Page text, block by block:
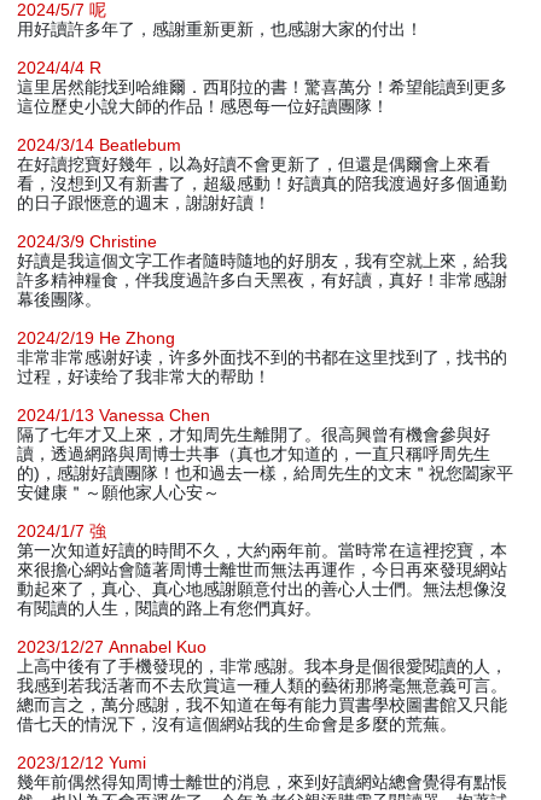
2024/5/7 呢
用好讀許多年了，感謝重新更新，也感謝大家的付出！
2024/4/4 R
這里居然能找到哈維爾．西耶拉的書！驚喜萬分！希望能讀到更多
這位歷史小說大師的作品！感恩每一位好讀團隊！
2024/3/14 Beatlebum
在好讀挖寶好幾年，以為好讀不會更新了，但還是偶爾會上來看
看，沒想到又有新書了，超級感動！好讀真的陪我渡過好多個通勤
的日子跟愜意的週末，謝謝好讀！
2024/3/9 Christine
好讀是我這個文字工作者隨時隨地的好朋友，我有空就上來，給我
許多精神糧食，伴我度過許多白天黑夜，有好讀，真好！非常感謝
幕後團隊。
2024/2/19 He Zhong
非常非常感谢好读，许多外面找不到的书都在这里找到了，找书的
过程，好读给了我非常大的帮助！
2024/1/13 Vanessa Chen
隔了七年才又上來，才知周先生離開了。很高興曾有機會參與好
讀，透過網路與周博士共事（真也才知道的，一直只稱呼周先生
的)，感謝好讀團隊！也和過去一樣，給周先生的文末＂祝您闔家平
安健康＂～願他家人心安～
2024/1/7 強
第一次知道好讀的時間不久，大約兩年前。當時常在這裡挖寶，本
來很擔心網站會隨著周博士離世而無法再運作，今日再來發現網站
動起來了，真心、真心地感謝願意付出的善心人士們。無法想像沒
有閱讀的人生，閱讀的路上有您們真好。
2023/12/27 Annabel Kuo
上高中後有了手機發現的，非常感謝。我本身是個很愛閱讀的人，
我感到若我活著而不去欣賞這一種人類的藝術那將毫無意義可言。
總而言之，萬分感謝，我不知道在每有能力買書學校圖書館又只能
借七天的情況下，沒有這個網站我的生命會是多麼的荒蕪。
2023/12/12 Yumi
幾年前偶然得知周博士離世的消息，來到好讀網站總會覺得有點悵